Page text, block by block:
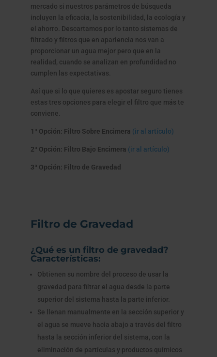
mercado si nuestros parámetros de búsqueda
incluyen la eficacia, la sostenibilidad, la ecología y
el ahorro. Descartamos por lo tanto sistemas de
filtrado y filtros que en apariencia nos van a
proporcionar un agua mejor pero que en la
realidad, cuando se analizan en profundidad no
cumplen las expectativas.
Así que si lo que quieres es apostar seguro tienes
estas tres opciones para elegir el filtro que más te
conviene.
1ª Opción: Filtro Sobre Encimera (ir al artículo)
2ª Opción: Filtro Bajo Encimera (ir al artículo)
3ª Opción: Filtro de Gravedad
Filtro de Gravedad
¿Qué es un filtro de gravedad?
Características:
Obtienen su nombre del proceso de usar la
gravedad para filtrar el agua desde la parte
superior del sistema hasta la parte inferior.
Se llenan manualmente en la sección superior y
el agua se mueve hacia abajo a través del filtro
hasta la sección inferior del sistema, con la
eliminación de partículas y productos químicos